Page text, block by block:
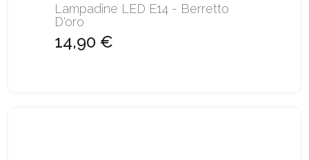
Lampadine LED E14 - Berretto
D'oro
14,90 €